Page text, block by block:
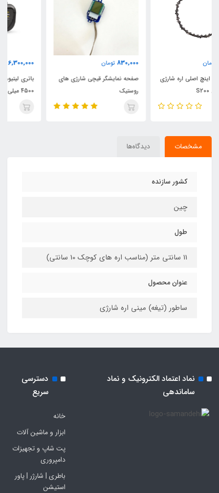
صفحه نمایشگر قیچی شارژی های
روستیک
باتری لیتیوم 21 ولت روستیک
مشخصات دیدگاه‌ها
کشور سازنده
چین
طول
11 سانتی متر (مناسب اره های کوچک 10 سانتی)
عنوان محصول
ساطور (تیغه) مینی اره شارژی
نماد اعتماد الکترونیک و نماد
ساماندهی
دسترسی
سریع
خانه
ابزار و ماشین آلات
پت شاپ و تجهیزات
دامپروری
باطری | شارژر | پاور
استیشن